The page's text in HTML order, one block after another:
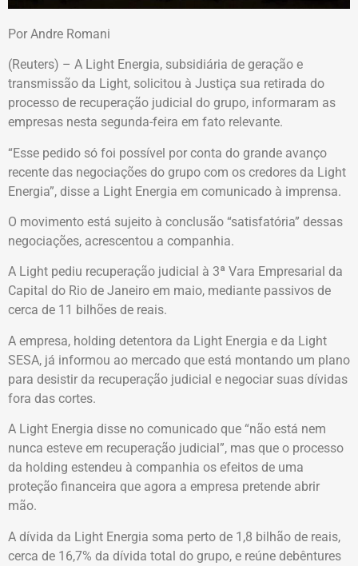
Por Andre Romani
(Reuters) – A Light Energia, subsidiária de geração e
transmissão da Light, solicitou à Justiça sua retirada do
processo de recuperação judicial do grupo, informaram as
empresas nesta segunda-feira em fato relevante.
“Esse pedido só foi possível por conta do grande avanço
recente das negociações do grupo com os credores da Light
Energia”, disse a Light Energia em comunicado à imprensa.
O movimento está sujeito à conclusão “satisfatória” dessas
negociações, acrescentou a companhia.
A Light pediu recuperação judicial à 3ª Vara Empresarial da
Capital do Rio de Janeiro em maio, mediante passivos de
cerca de 11 bilhões de reais.
A empresa, holding detentora da Light Energia e da Light
SESA, já informou ao mercado que está montando um plano
para desistir da recuperação judicial e negociar suas dívidas
fora das cortes.
A Light Energia disse no comunicado que “não está nem
nunca esteve em recuperação judicial”, mas que o processo
da holding estendeu à companhia os efeitos de uma
proteção financeira que agora a empresa pretende abrir
mão.
A dívida da Light Energia soma perto de 1,8 bilhão de reais,
cerca de 16,7% da dívida total do grupo, e reúne debêntures